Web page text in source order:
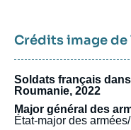
Crédits image de
Soldats français
Roumanie, 2022
Major général des
État-major des